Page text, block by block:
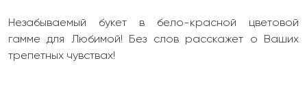
Незабываемый букет в бело-красной цветовой
гамме для Любимой! Без слов расскажет о Ваших
трепетных чувствах!